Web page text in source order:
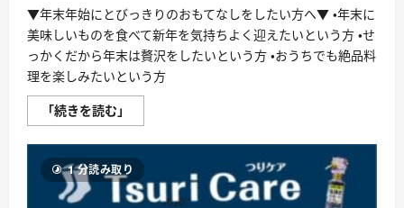
さ
ら
に
読
む
▼年末年始にとびっきりのおもてなしをしたい方へ▼ ・年末に
美味しいものを食べて新年を気持ちよく迎えたいという方 ・せ
っかくだから年末は贅沢をしたいという方 ・おうちでも絶品料
理を楽しみたいという方
「続きを読む」
ー
パ
ー
テ
ィ
ー・
1 分読み取り